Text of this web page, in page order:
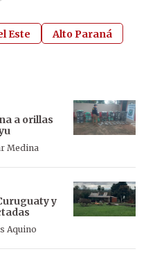
Este Alto Paraná
a orillas
Medina
y
Aquino